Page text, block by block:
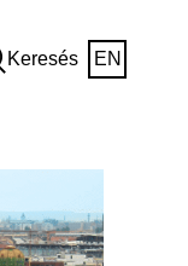
Keresés EN